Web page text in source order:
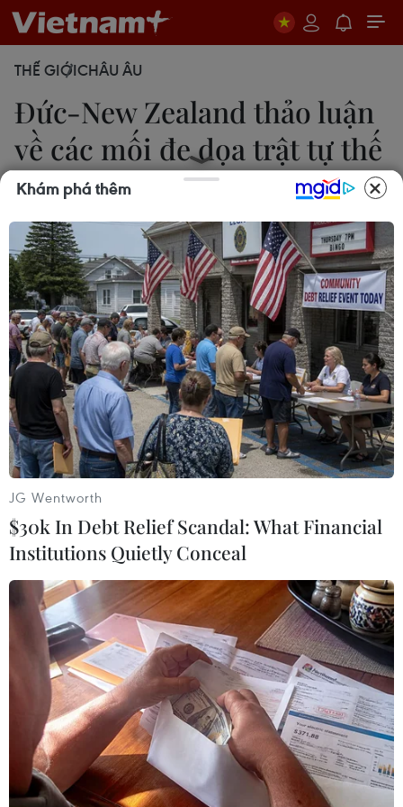
THẾ GIỚICHÂU ÂU
Đức-New Zealand thảo luận
về các mối đe dọa trật tự thế
giới
18/04/2018 01:40
Thủ tướng Đức Angela Merkel và Thủ tướng New
Zealand Jacinda Ardern ngày 17/4 đã có cuộc hội
đàm tại Berlin, trong đó hai bên đề cập đến những
thách thức khác nhau đe dọa trật tự thế giới.
Thủ tướng Đức Angela Merkel và Thủ tướng New Zealand
Jacinda Ardern. (Nguồn: radionz.co.nz)
Thủ tướng Đức Angela Merkel và Thủ tướng
New Zealand Jacinda Ardern ngày 17/4 đã có
cuộc hội đàm tại Berlin, trong đó hai bên đề cập
đến những thách thức khác nhau đe dọa trật tự
Khám phá thêm
JG Wentworth
$30k In Debt Relief Scandal: What Financial
Institutions Quietly Conceal